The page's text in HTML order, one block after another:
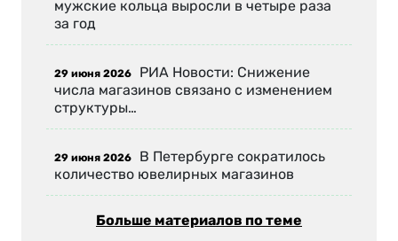
мужские кольца выросли в четыре раза
за год
29 июня 2026 РИА Новости: Снижение
числа магазинов связано с изменением
структуры…
29 июня 2026 В Петербурге сократилось
количество ювелирных магазинов
Больше материалов по теме